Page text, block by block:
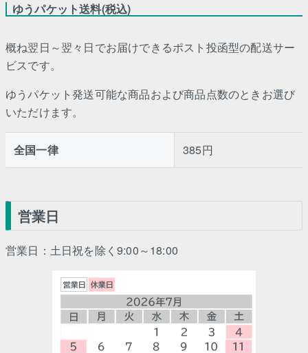
ゆうパケット送料(税込)
概ね翌日～翌々日でお届けできるポスト投函型の配送サー
ビスです。
ゆうパケット発送可能な商品および商品点数のときお選び
いただけます。
全国一律 385円
営業日
営業日：土日祝を除く9:00～18:00